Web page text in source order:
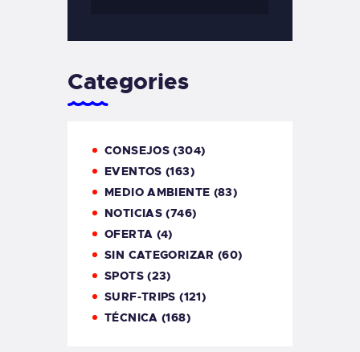
Categories
CONSEJOS (304)
EVENTOS (163)
MEDIO AMBIENTE (83)
NOTICIAS (746)
OFERTA (4)
SIN CATEGORIZAR (60)
SPOTS(23)
SURF-TRIPS (121)
TÉCNICA (168)